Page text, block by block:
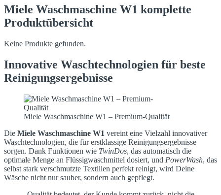
Miele Waschmaschine W1 komplette
Produktübersicht
Keine Produkte gefunden.
Innovative Waschtechnologien für beste
Reinigungsergebnisse
Miele Waschmaschine W1 – Premium-Qualität
Die Miele Waschmaschine W1 vereint eine Vielzahl innovativer
Waschtechnologien, die für erstklassige Reinigungsergebnisse
sorgen. Dank Funktionen wie TwinDos, das automatisch die
optimale Menge an Flüssigwaschmittel dosiert, und PowerWash, das
selbst stark verschmutzte Textilien perfekt reinigt, wird Deine
Wäsche nicht nur sauber, sondern auch gepflegt.